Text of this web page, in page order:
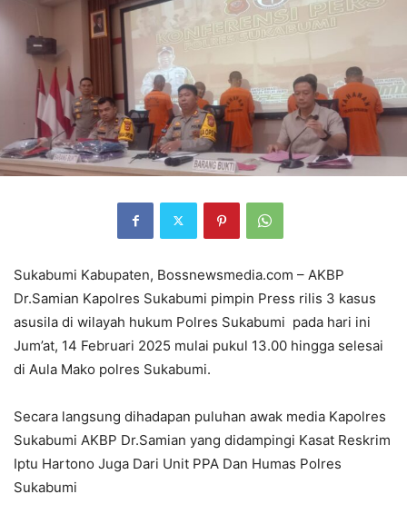
Sukabumi Kabupaten, Bossnewsmedia.com – AKBP
Dr.Samian Kapolres Sukabumi pimpin Press rilis 3 kasus
asusila di wilayah hukum Polres Sukabumi pada hari ini
Jum’at, 14 Februari 2025 mulai pukul 13.00 hingga selesai
di Aula Mako polres Sukabumi.
Secara langsung dihadapan puluhan awak media Kapolres
Sukabumi AKBP Dr.Samian yang didampingi Kasat Reskrim
Iptu Hartono Juga Dari Unit PPA Dan Humas Polres
Sukabumi